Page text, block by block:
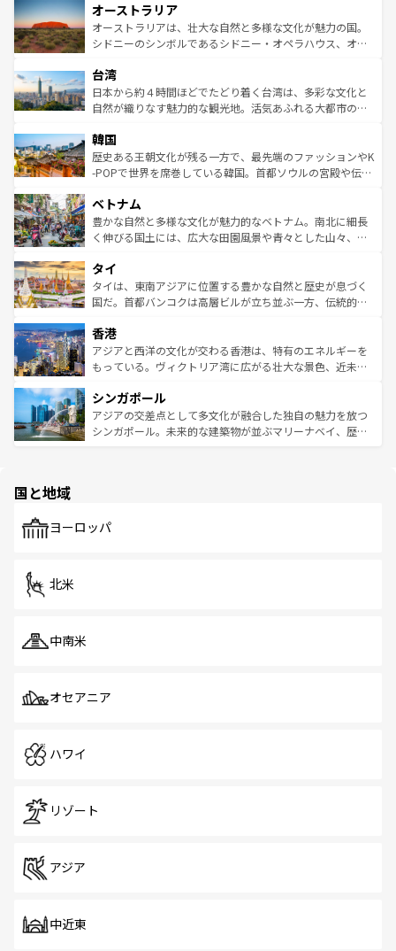
部のニューオーリンズでは、音楽と美食が融合した独特の
文化が魅力。旅行者はアメリカの各地域で異なる魅力を楽
しみながら、その多様性と豊かな歴史を感じることができ
ならではの贅沢な旅のスタイルだ。 なお、新着のアメリカ
情報はコンテンツ一覧を参照してほしい。
ワイ島は見逃せない。また、定番の観光地といえばオアフ
島だが、静かな自然を求めるならマウイ島やカウアイ島が
おすすめ。エメラルドグリーンに輝く海をはじめ、豊かな
れるおもてなしの心で訪れる人々を迎えてくれるハワイの
人々、おいしいローカルフードやハワイアンミュージッ
ク、伝統的なフラダンスなど、すべてがハワイの魅力を彩
ワイを、存分に味わってほしい。 なお、新着のハワイ情報
はコンテンツ一覧を参照してほしい。
オーストラリア
オーストラリアは、壮大な自然と多様な文化が魅力の国。
シドニーのシンボルであるシドニー・オペラハウス、オー
リアリーフや大陸中央部にそびえるウルル（エアーズロッ
ク）、タスマニアの美しい原生林やケアンズの熱帯雨林な
ど、見どころがたくさん。また、カフェやワイン、オージ
いる。アクティビティも充実しており、サーフィンやダイ
ビング、ハイキングなど、アウトドア好きにはたまらな
い。オーストラリアの多彩な魅力を存分に味わいつくそ
参照してほしい。
台湾
日本から約４時間ほどでたどり着く台湾は、多彩な文化と
自然が織りなす魅力的な観光地。活気あふれる大都市の台
ン）、静ひつな山岳地帯である台湾東部など、都市の喧騒
と山間の静けさが共存しており、訪れる人に新しい発見と
驚きをもたらしてくれる。また、奥深い台湾の食文化も魅
容にもいいと評判のスイーツなど、バラエティ豊かな料理
が味わえる。 なお、新着の台湾情報は コンテンツ一覧を参
照してほしい。
韓国
歴史ある王朝文化が残る一方で、最先端のファッションやK
-POPで世界を席巻している韓国。首都ソウルの宮殿や伝統
き、地方に足を延ばせば四季折々の自然美を楽しむことが
できる。そして、キムチや焼肉、絶品のストリートフード
まで、さまざまな韓国料理が待っている。夜には、韓国な
リティに包まれながら、韓国の多彩な魅力を心ゆくまで味
わってみてほしい。 なお、新着の韓国情報はコンテンツ一
覧を参照してほしい。
ベトナム
豊かな自然と多様な文化が魅力的なベトナム。南北に細長
く伸びる国土には、広大な田園風景や青々とした山々、世
急速な発展と共に伝統が息づく。ハノイの古い町並みやホ
ーチミン市のフランス統治時代の建物も、独特の雰囲気を
醸し出している。また、バラエティの豊かさとおいしさで
とつ。フォーやバインミー、ベトナムコーヒーなどは、ぜ
ひ現地で味わいたい。どの地域を訪れてもあたたかい人々
が旅行者を迎えてくれるので、きっと忘れられない旅にな
参照してほしい。
タイ
タイは、東南アジアに位置する豊かな自然と歴史が息づく
国だ。首都バンコクは高層ビルが立ち並ぶ一方、伝統的な
の活気が交差している。北部ではチェンマイなどの山岳地
帯で自然と触れ合い、南部ではプーケットやクラビの美し
いビーチでリゾート気分を楽しむことができる。タイ料理
激する。気候は一年中温暖で、どの季節にも異なる楽しみ
が待っている。親しみやすいタイの人々、仏教を中心とし
た文化、そして多様な観光資源が、訪れる旅人を魅了し続
香港
アジアと西洋の文化が交わる香港は、特有のエネルギーを
もっている。ヴィクトリア湾に広がる壮大な景色、近未来
み、どこを訪れても感動するはず。観光スポットが密集し
ており、効率よく見どころを回れるのも魅力。息をのむよ
うな絶景から文化的な体験まで、香港を存分に楽しみ尽く
シンガポール
アジアの交差点として多文化が融合した独自の魅力を放つ
シンガポール。未来的な建築物が並ぶマリーナベイ、歴史
で、ホーカーズは地元の風情を楽しめる外せないスポット
国と地域
ヨーロッパ
北米
中南米
オセアニア
ハワイ
リゾート
アジア
中近東